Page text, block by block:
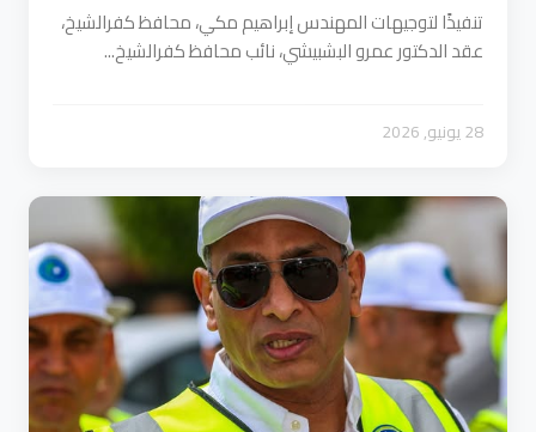
تنفيذًا لتوجيهات المهندس إبراهيم مكي، محافظ كفرالشيخ،
عقد الدكتور عمرو البشبيشي، نائب محافظ كفرالشيخ...
28 يونيو, 2026